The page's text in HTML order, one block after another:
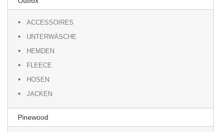
ACCESSOIRES
UNTERWÄSCHE
HEMDEN
FLEECE
HOSEN
JACKEN
Pinewood